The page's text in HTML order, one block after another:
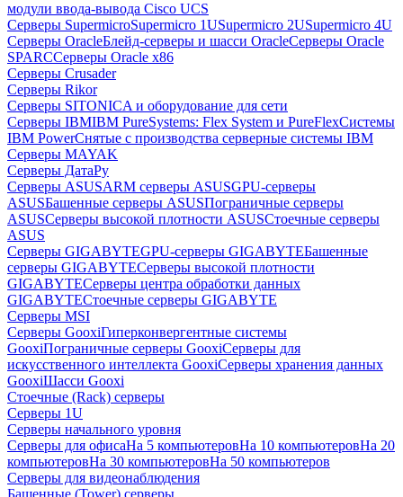
модули ввода-вывода Cisco UCS
Серверы SupermicroSupermicro 1USupermicro 2USupermicro 4U
Серверы OracleБлейд-серверы и шасси OracleСерверы Oracle
SPARCСерверы Oracle x86
Серверы Crusader
Серверы Rikor
Серверы SITONICA и оборудование для сети
Серверы IBMIBM PureSystems: Flex System и PureFlexСистемы
IBM PowerСнятые с производства серверные системы IBM
Серверы MAYAK
Серверы ДатаРу
Серверы ASUSARM серверы ASUSGPU-серверы
ASUSБашенные серверы ASUSПограничные серверы
ASUSСерверы высокой плотности ASUSСтоечные серверы
ASUS
Серверы GIGABYTEGPU-серверы GIGABYTEБашенные
серверы GIGABYTEСерверы высокой плотности
GIGABYTEСерверы центра обработки данных
GIGABYTEСтоечные серверы GIGABYTE
Серверы MSI
Серверы GooxiГиперконвергентные системы
GooxiПограничные серверы GooxiСерверы для
искусственного интеллекта GooxiСерверы хранения данных
GooxiШасси Gooxi
Стоечные (Rack) серверы
Серверы 1U
Серверы начального уровня
Серверы для офисаНа 5 компьютеровНа 10 компьютеровНа 20
компьютеровНа 30 компьютеровНа 50 компьютеров
Серверы для видеонаблюдения
Башенные (Tower) серверы